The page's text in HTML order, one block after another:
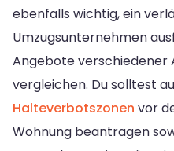
ebenfalls wichtig, ein
Umzugsunternehmen
Angebote verschiedener
vergleichen. Du solltest
Halteverbotszonen vor
Wohnung beantragen